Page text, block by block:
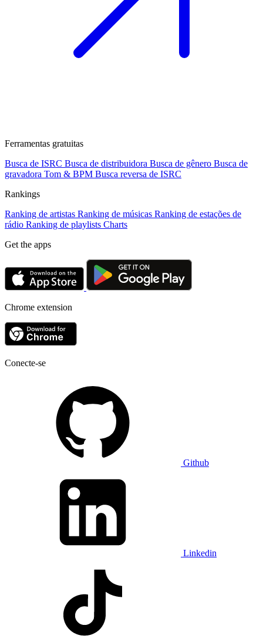
Ferramentas gratuitas
Busca de ISRC Busca de distribuidora Busca de gênero Busca de
gravadora Tom & BPM Busca reversa de ISRC
Rankings
Ranking de artistas Ranking de músicas Ranking de estações de
rádio Ranking de playlists Charts
Get the apps
Chrome extension
Conecte-se
Github
Linkedin